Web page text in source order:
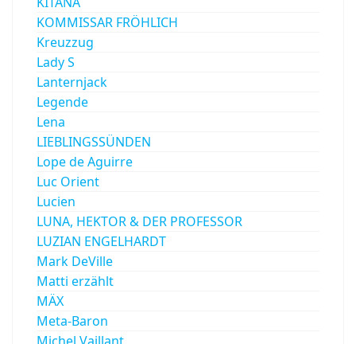
KOMMISSAR FRÖHLICH
Kreuzzug
Lady S
Lanternjack
Legende
Lena
LIEBLINGSSÜNDEN
Lope de Aguirre
Luc Orient
Lucien
LUNA, HEKTOR & DER PROFESSOR
LUZIAN ENGELHARDT
Mark DeVille
Matti erzählt
MÄX
Meta-Baron